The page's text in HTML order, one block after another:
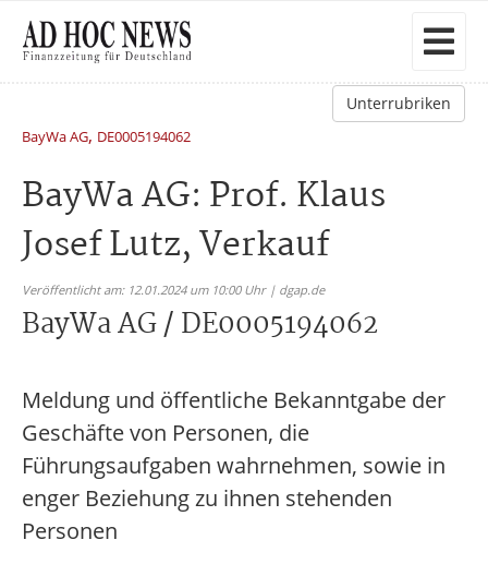
Unterrubriken
BayWa AG, DE0005194062
BayWa AG: Prof. Klaus
Josef Lutz, Verkauf
Veröffentlicht am: 12.01.2024 um 10:00 Uhr | dgap.de
BayWa AG / DE0005194062
Meldung und öffentliche Bekanntgabe der
Geschäfte von Personen, die
Führungsaufgaben wahrnehmen, sowie in
enger Beziehung zu ihnen stehenden
Personen